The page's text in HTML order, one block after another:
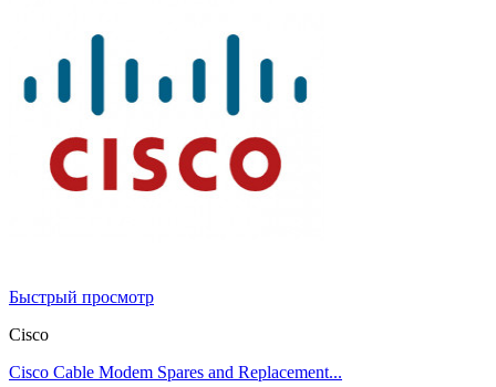
Быстрый просмотр
Cisco
Cisco Cable Modem Spares and Replacement...